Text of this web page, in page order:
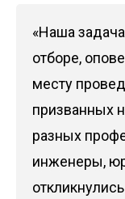
«Наша
отборе,
месту
призванных
разных
инженеры,